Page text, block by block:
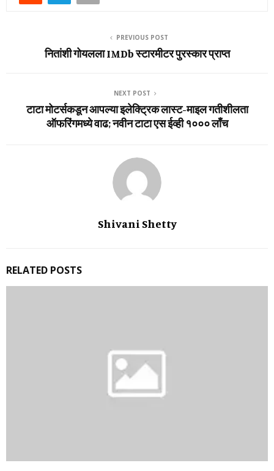
PREVIOUS POST
नितांशी गोयलला IMDb स्टारमीटर पुरस्कार प्राप्त
NEXT POST
टाटा मोटर्सकडून आपल्‍या इलेक्ट्रिक लास्‍ट-माइल गतीशीलता
ऑफरिंगमध्‍ये वाढ; नवीन टाटा एस ईव्‍ही १००० लाँच
Shivani Shetty
RELATED POSTS